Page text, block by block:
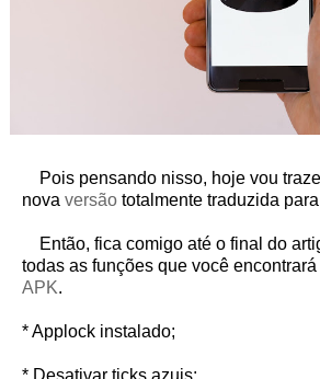
Pois pensando nisso, hoje vou
nova versão totalmente traduzida
Então, fica comigo até o final do
todas as funções que você
APK.
* Applock instalado;
* Desativar ticks azuis;